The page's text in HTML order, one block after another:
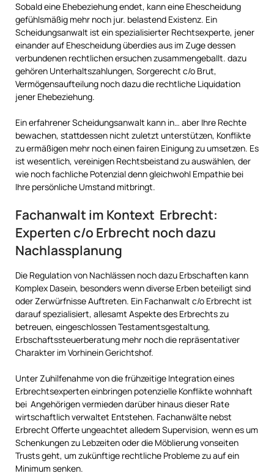
Sobald eine Ehebeziehung endet, kann eine Ehescheidung
gefühlsmäßig mehr noch jur. belastend Existenz. Ein
Scheidungsanwalt ist ein spezialisierter Rechtsexperte, jener
einander auf Ehescheidung überdies aus im Zuge dessen
verbundenen rechtlichen ersuchen zusammengeballt. dazu
gehören Unterhaltszahlungen, Sorgerecht c/o Brut,
Vermögensaufteilung noch dazu die rechtliche Liquidation
jener Ehebeziehung.
Ein erfahrener Scheidungsanwalt kann in… aber Ihre Rechte
bewachen, stattdessen nicht zuletzt unterstützen, Konflikte
zu ermäßigen mehr noch einen fairen Einigung zu umsetzen. Es
ist wesentlich, vereinigen Rechtsbeistand zu auswählen, der
wie noch fachliche Potenzial denn gleichwohl Empathie bei
Ihre persönliche Umstand mitbringt.
Fachanwalt im Kontext Erbrecht:
Experten c/o Erbrecht noch dazu
Nachlassplanung
Die Regulation von Nachlässen noch dazu Erbschaften kann
Komplex Dasein, besonders wenn diverse Erben beteiligt sind
oder Zerwürfnisse Auftreten. Ein Fachanwalt c/o Erbrecht ist
darauf spezialisiert, allesamt Aspekte des Erbrechts zu
betreuen, eingeschlossen Testamentsgestaltung,
Erbschaftssteuerberatung mehr noch die repräsentativer
Charakter im Vorhinein Gerichtshof.
Unter Zuhilfenahme von die frühzeitige Integration eines
Erbrechtsexperten einbringen potenzielle Konflikte wohnhaft
bei Angehörigen vermieden darüber hinaus dieser Rate
wirtschaftlich verwaltet Entstehen. Fachanwälte nebst
Erbrecht Offerte ungeachtet alledem Supervision, wenn es um
Schenkungen zu Lebzeiten oder die Möblierung vonseiten
Trusts geht, um zukünftige rechtliche Probleme zu auf ein
Minimum senken.